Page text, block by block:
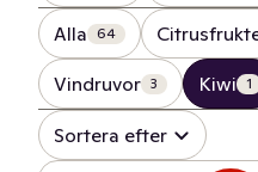
Alla 64
Vindruvor 3 Kiwi 1
Sortera efter